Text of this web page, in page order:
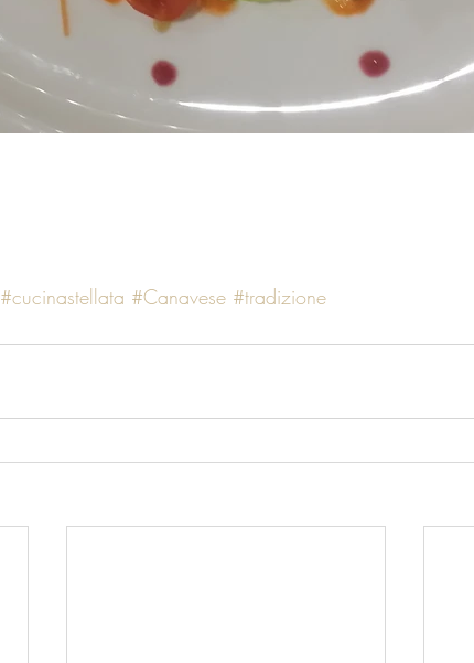
#cucinastellata #Canavese #tradizione